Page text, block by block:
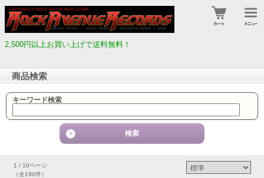
2,500円以上お買い上げで送料無料！
商品検索
キーワード検索
1 / 10ページ
（全190件）